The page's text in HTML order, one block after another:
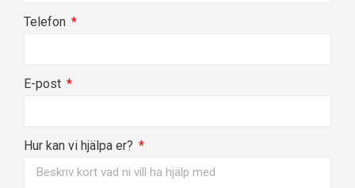
Telefon
E-post
Hur kan vi hjälpa er?